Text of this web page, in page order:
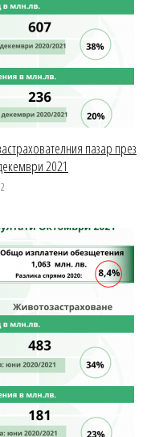
пазар през
2021